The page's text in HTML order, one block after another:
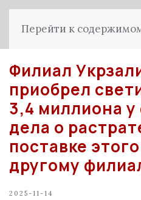
Перейти к
Филиал
приобрел
3,4 миллиона у
дела о
поставке
другому
2025-11-14